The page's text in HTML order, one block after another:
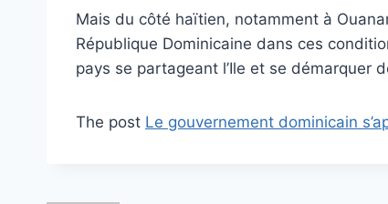
Mais du côté haïtien, notamment à
République Dominicaine dans ces
pays se partageant l’Ile et se démarquer
The post Le gouvernement dominicain